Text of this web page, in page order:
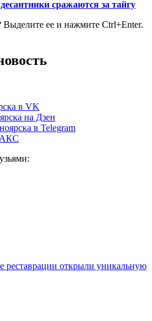
сражаются за тайгу
ее и нажмите Ctrl+Enter.
в VK
на Дзен
в Telegram
реставрации открыли уникальную